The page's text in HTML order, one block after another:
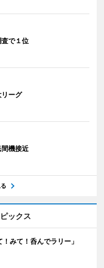
で１位
ーグ
機接近
ックス
！みて！呑んでラリー」